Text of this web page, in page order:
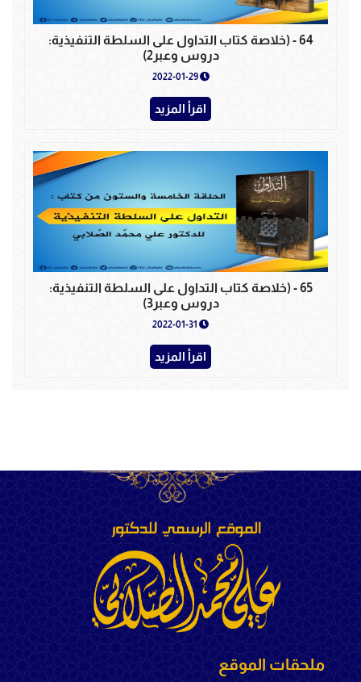
64 - (خلاصة كتاب التداول على السلطة التنفيذية:
دروس وعبر2)
2022-01-29
اقرأ المزيد
65 - (خلاصة كتاب التداول على السلطة التنفيذية:
دروس وعبر3)
اقرأ المزيد
ملحقات الموقع